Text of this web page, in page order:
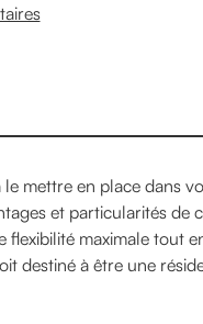
mettre en place dans
et particularités de
maximale tout
destiné à être une